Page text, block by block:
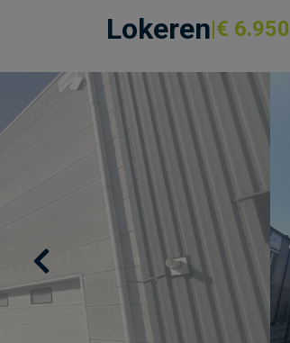
Lokeren € 6.950
Previous